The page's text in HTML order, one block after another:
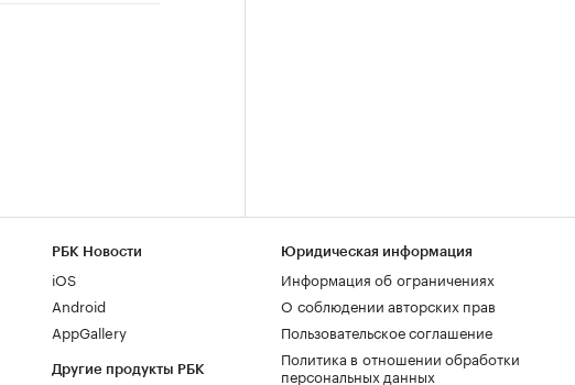
РБК Новости
iOS
Android
AppGallery
Другие продукты РБК
Юридическая информация
Информация об ограничениях
О соблюдении авторских прав
Пользовательское соглашение
Политика в отношении обработки
персональных данных